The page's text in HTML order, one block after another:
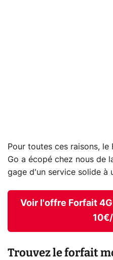
Pour toutes ces raisons, le
Go a écopé chez nous de
gage d'un service solide à
Voir l'offre Forfait 4G
Trouvez le forfait